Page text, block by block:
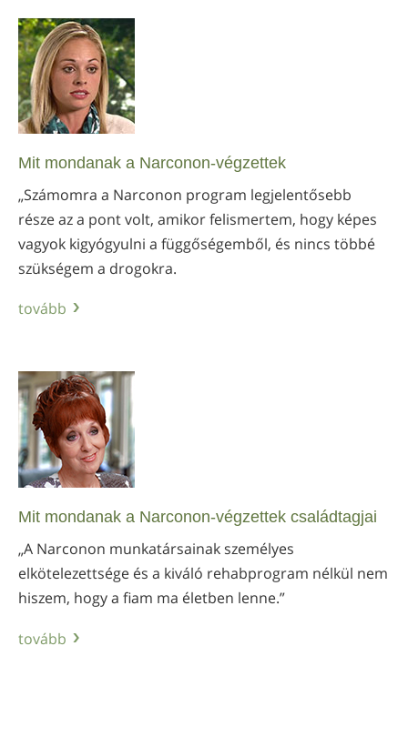
Mit mondanak a Narconon-végzettek
„Számomra a Narconon program legjelentősebb
része az a pont volt, amikor felismertem, hogy képes
vagyok kigyógyulni a függőségemből, és nincs többé
szükségem a drogokra.
tovább
Mit mondanak a Narconon-végzettek családtagjai
„A Narconon munkatársainak személyes
elkötelezettsége és a kiváló rehabprogram nélkül nem
hiszem, hogy a fiam ma életben lenne.”
tovább